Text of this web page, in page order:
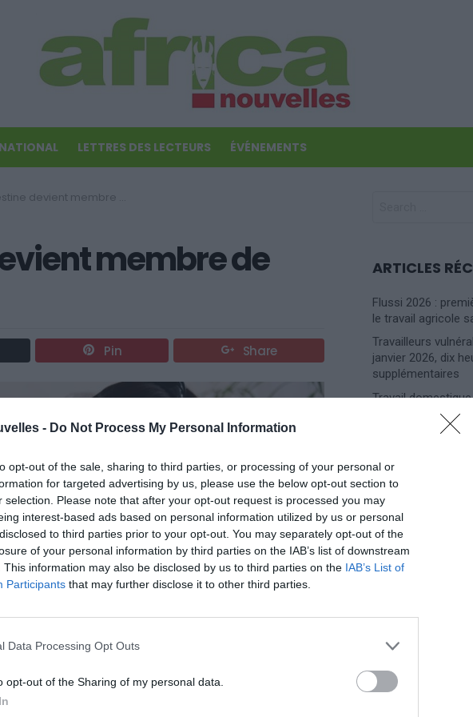
- Do Not Process My Personal Information
opt-out of the sale, sharing to third parties, or processing of your personal or
for targeted advertising by us, please use the below opt-out section to
selection. Please note that after your opt-out request is processed you may
interest-based ads based on personal information utilized by us or personal
to third parties prior to your opt-out. You may separately opt-out of the
of your personal information by third parties on the IAB’s list of downstream
This information may also be disclosed by us to third parties on the IAB’s List of
Participants that may further disclose it to other third parties.
Data Processing Opt Outs
opt-out of the Sharing of my personal data.
LETTRES DES LECTEURS ÉVÉNEMENTS
devient membre de l »UNESCO
membre de
Pin Share
des USA.
membre à part entière de l’Unesco. Une
ARTICLES
Flussi 2026 :
le travail agricole
Travailleurs
janvier 2026, dix
supplémentaires
Travail
INPS entièrement
Prime de
la demande :
Lampedusa,
Photoshoot Paris